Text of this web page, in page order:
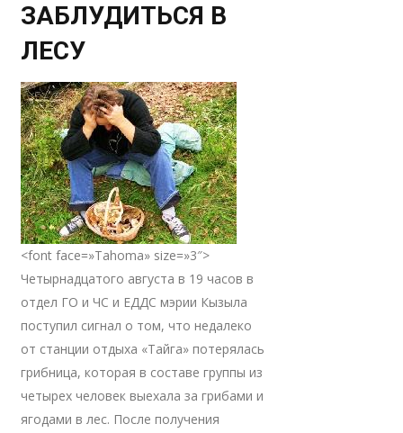
ЗАБЛУДИТЬСЯ В
ЛЕСУ
<font face=»Tahoma» size=»3″>
Четырнадцатого августа в 19 часов в
отдел ГО и ЧС и ЕДДС мэрии Кызыла
поступил сигнал о том, что недалеко
от станции отдыха «Тайга» потерялась
грибница, которая в составе группы из
четырех человек выехала за грибами и
ягодами в лес. После получения